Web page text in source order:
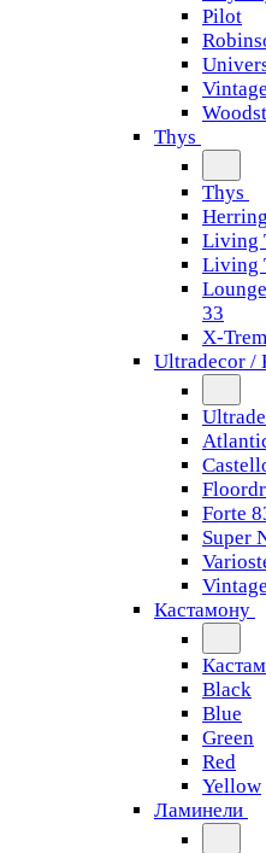
Pilot
Vintage
Thys
Thys
Living
Living
33
X-
Ultradecor /
Forte
Super
Кастамону
Black
Blue
Green
Red
Yellow
Ламинели